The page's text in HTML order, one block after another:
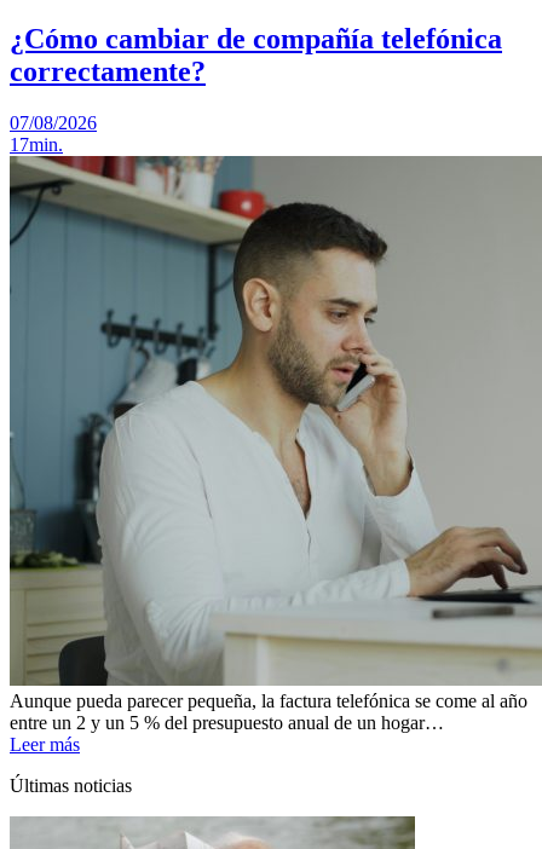
¿Cómo cambiar de compañía telefónica
correctamente?
07/08/2026
17min.
Aunque pueda parecer pequeña, la factura telefónica se come al año
entre un 2 y un 5 % del presupuesto anual de un hogar…
Leer más
Últimas noticias